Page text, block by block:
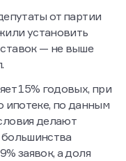
от партии
установить
— не выше
15% годовых, при
ипотеке, по данным
делают
заявок, а доля